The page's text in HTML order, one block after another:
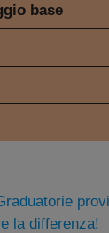
base
la differenza!